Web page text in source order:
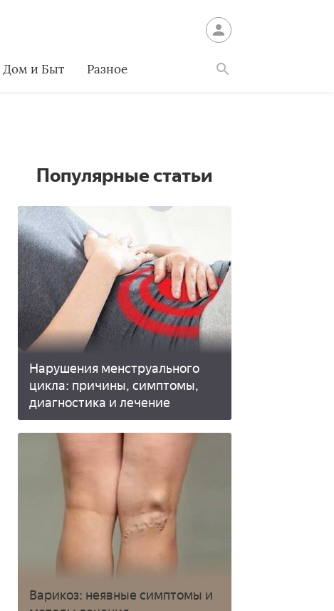
Дом и Быт Разное
Популярные статьи
Нарушения менструального
цикла: причины, симптомы,
диагностика и лечение
Варикоз: неявные симптомы и